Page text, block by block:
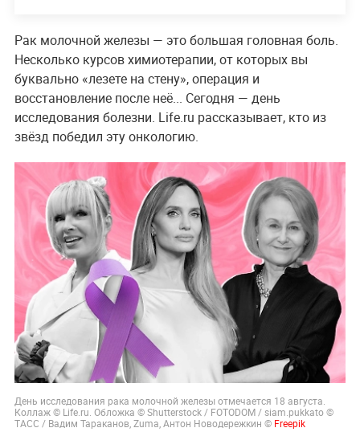
Рак молочной железы — это большая головная боль.
Несколько курсов химиотерапии, от которых вы
буквально «лезете на стену», операция и
восстановление после неё... Сегодня — день
исследования болезни. Life.ru рассказывает, кто из
звёзд победил эту онкологию.
День исследования рака молочной железы отмечается 18 августа.
Коллаж © Life.ru. Обложка © Shutterstock / FOTODOM / siam.pukkato ©
ТАСС / Вадим Тараканов, Zuma, Антон Новодережкин © Freepik